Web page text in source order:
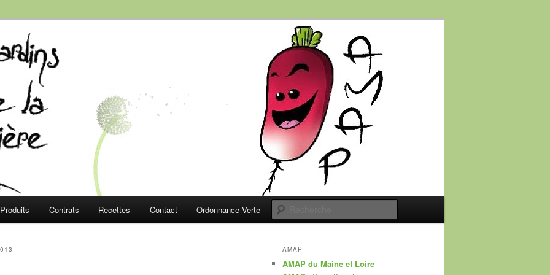
la Roussière
Produits Contrats Recettes Contact Ordonnance Verte
AMAP
AMAP du Maine et Loire